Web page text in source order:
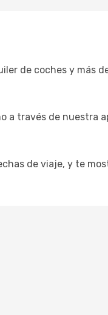
de coches y más
a través de nuestra
de viaje, y te